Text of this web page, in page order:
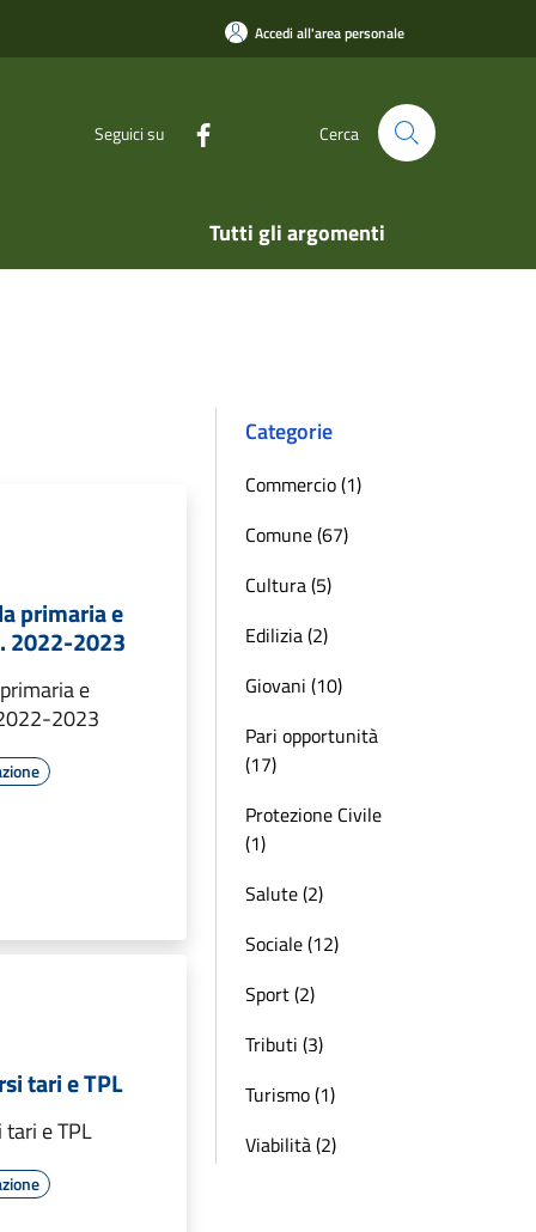
Accedi all'area personale
Seguici su Cerca
Tutti gli argomenti
primaria e
2022-2023
e
2023
tari e TPL
e TPL
Categorie
Commercio (1)
Comune (67)
Cultura (5)
Edilizia (2)
Giovani (10)
Pari opportunità
(17)
Protezione Civile
(1)
Salute (2)
Sociale (12)
Sport (2)
Tributi (3)
Turismo (1)
Viabilità (2)